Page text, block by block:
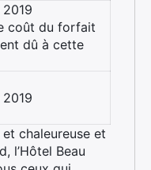
coût du forfait
dû à cette
chaleureuse et
l’Hôtel Beau